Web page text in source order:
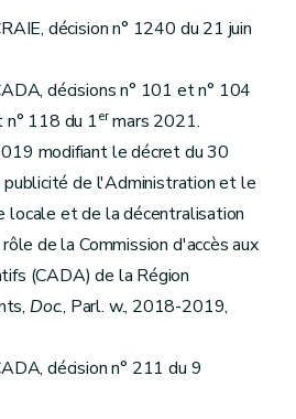
décision n° 1240 du 21 juin
décisions n° 101 et n° 104
118 du 1ermars 2021.
modifiant le décret du 30
de l'Administration et le
locale et de la décentralisation
de la Commission d'accès aux
(CADA) de la Région
Doc., Parl. w., 2018-2019,
décision n° 211 du 9